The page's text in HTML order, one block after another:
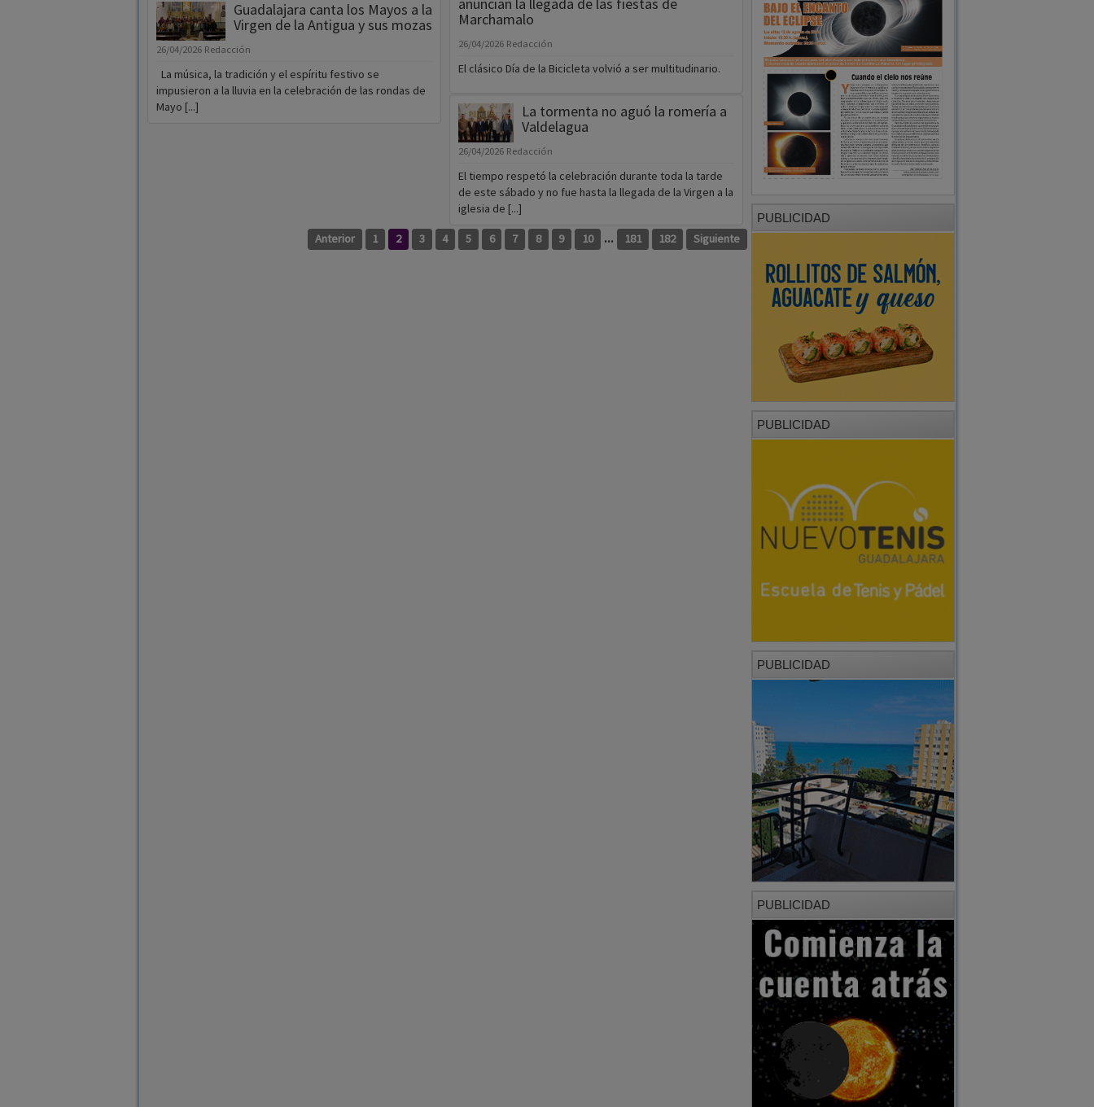
Guadalajara canta los Mayos a la
Virgen de la Antigua y sus mozas
26/04/2026 Redacción
La música, la tradición y el espíritu festivo se
impusieron a la lluvia en la celebración de las rondas de
Mayo [...]
Marchamalo
26/04/2026 Redacción
El clásico Día de la Bicicleta volvió a ser multitudinario.
La tormenta no aguó la romería a
Valdelagua
26/04/2026 Redacción
El tiempo respetó la celebración durante toda la tarde
de este sábado y no fue hasta la llegada de la Virgen a la
iglesia de [...]
Anterior 1 2 3 4 5 6 7 8 9 10 ... 181 182 Siguiente
PUBLICIDAD
PUBLICIDAD
PUBLICIDAD
PUBLICIDAD